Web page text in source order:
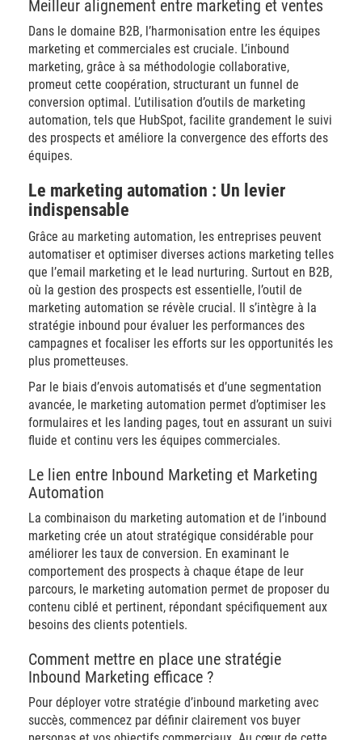
Meilleur alignement entre marketing et ventes
Dans le domaine B2B, l’harmonisation entre les équipes
marketing et commerciales est cruciale. L’inbound
marketing, grâce à sa méthodologie collaborative,
promeut cette coopération, structurant un funnel de
conversion optimal. L’utilisation d’outils de marketing
automation, tels que HubSpot, facilite grandement le suivi
des prospects et améliore la convergence des efforts des
équipes.
Le marketing automation : Un levier
indispensable
Grâce au marketing automation, les entreprises peuvent
automatiser et optimiser diverses actions marketing telles
que l’email marketing et le lead nurturing. Surtout en B2B,
où la gestion des prospects est essentielle, l’outil de
marketing automation se révèle crucial. Il s’intègre à la
stratégie inbound pour évaluer les performances des
campagnes et focaliser les efforts sur les opportunités les
plus prometteuses.
Par le biais d’envois automatisés et d’une segmentation
avancée, le marketing automation permet d’optimiser les
formulaires et les landing pages, tout en assurant un suivi
fluide et continu vers les équipes commerciales.
Le lien entre Inbound Marketing et Marketing
Automation
La combinaison du marketing automation et de l’inbound
marketing crée un atout stratégique considérable pour
améliorer les taux de conversion. En examinant le
comportement des prospects à chaque étape de leur
parcours, le marketing automation permet de proposer du
contenu ciblé et pertinent, répondant spécifiquement aux
besoins des clients potentiels.
Comment mettre en place une stratégie
Inbound Marketing efficace ?
Pour déployer votre stratégie d’inbound marketing avec
succès, commencez par définir clairement vos buyer